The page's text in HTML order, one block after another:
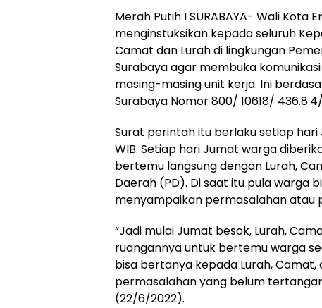
Merah Putih I SURABAYA- Wali Kota
menginstuksikan kepada seluruh
Camat dan Lurah di lingkungan
Surabaya agar membuka
masing-masing unit kerja. Ini
Surabaya Nomor 800/ 10618/
Surat perintah itu berlaku setiap hari
WIB. Setiap hari Jumat warga
bertemu langsung dengan Lurah,
Daerah (PD). Di saat itu pula warga
menyampaikan permasalahan atau
“Jadi mulai Jumat besok, Lurah,
ruangannya untuk bertemu warga
bisa bertanya kepada Lurah, Camat,
permasalahan yang belum
(22/6/2022).